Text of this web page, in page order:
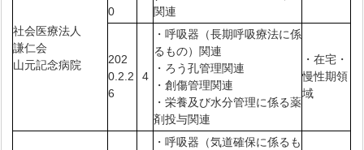
社会医療法人
謙仁会
山元記念病院
0
関連
202
0.2.2
6
4
・呼吸器（長期呼吸療法に係
るもの）関連
・ろう孔管理関連
・創傷管理関連
・栄養及び水分管理に係る薬
剤投与関連
・在宅・
慢性期領
域
・呼吸器（気道確保に係るも